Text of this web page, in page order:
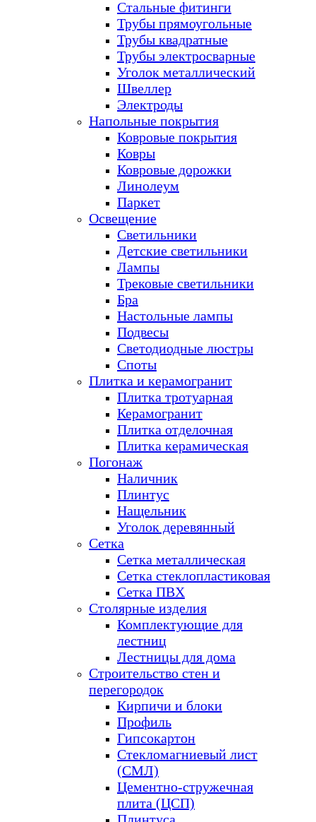
Стальные фитинги
Трубы прямоугольные
Трубы квадратные
Трубы электросварные
Уголок металлический
Швеллер
Электроды
Напольные покрытия
Ковровые покрытия
Ковры
Ковровые дорожки
Линолеум
Паркет
Освещение
Светильники
Детские светильники
Лампы
Трековые светильники
Бра
Настольные лампы
Подвесы
Светодиодные люстры
Споты
Плитка и керамогранит
Плитка тротуарная
Керамогранит
Плитка отделочная
Плитка керамическая
Погонаж
Наличник
Плинтус
Нащельник
Уголок деревянный
Сетка
Сетка металлическая
Сетка стеклопластиковая
Сетка ПВХ
Столярные изделия
Комплектующие для
лестниц
Лестницы для дома
Строительство стен и
перегородок
Кирпичи и блоки
Профиль
Гипсокартон
Стекломагниевый лист
(СМЛ)
Цементно-стружечная
плита (ЦСП)